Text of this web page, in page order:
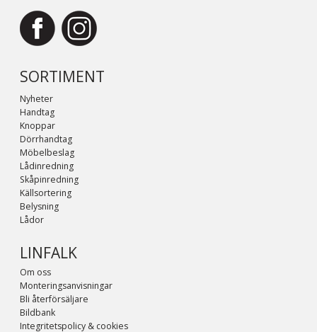
SORTIMENT
Nyheter
Handtag
Knoppar
Dörrhandtag
Möbelbeslag
Lådinredning
Skåpinredning
Källsortering
Belysning
Lådor
LINFALK
Om oss
Monteringsanvisningar
Bli återförsäljare
Bildbank
Integritetspolicy & cookies